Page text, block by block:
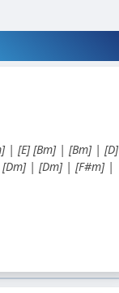
| [E] [Bm] | [Bm] | [D]
| [Dm] | [F#m] |